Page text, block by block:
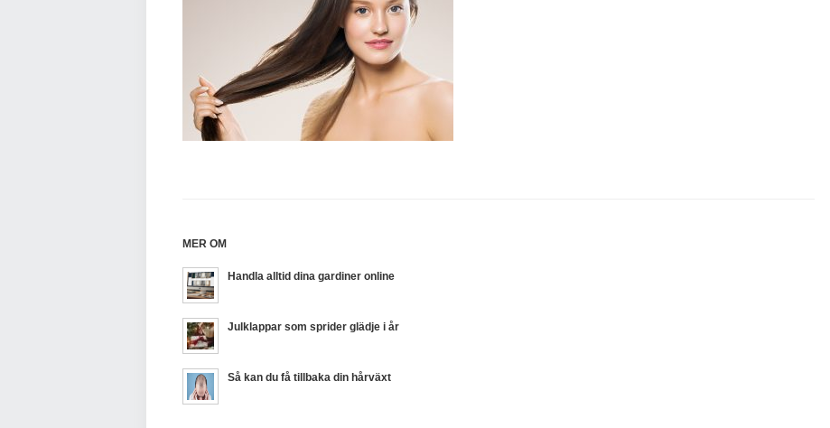
MER OM
Handla alltid dina gardiner online
Julklappar som sprider glädje i år
Så kan du få tillbaka din hårväxt